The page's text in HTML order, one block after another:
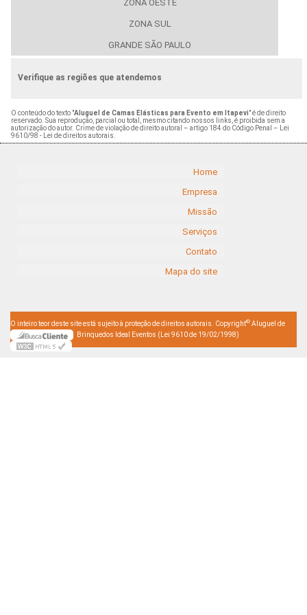
ZONA OESTE
ZONA SUL
GRANDE SÃO PAULO
Verifique as regiões que atendemos
O conteúdo do texto "Aluguel de Camas Elásticas para Evento em Itapevi" é de direito
reservado. Sua reprodução, parcial ou total, mesmo citando nossos links, é proibida sem a
autorização do autor. Crime de violação de direito autoral – artigo 184 do Código Penal – Lei
9610/98 - Lei de direitos autorais.
Home
Empresa
Missão
Serviços
Contato
Mapa do site
O inteiro teor deste site está sujeito à proteção de direitos autorais. Copyright© Aluguel de
Brinquedos Ideal Eventos (Lei 9610 de 19/02/1998)